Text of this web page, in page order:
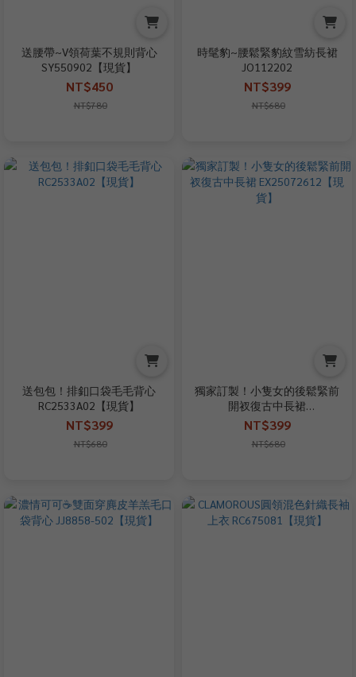
送腰帶~V領荷葉不規則背心
SY550902【現貨】
NT$450
NT$780
時髦豹~腰鬆緊豹紋雪紡長裙
JO112202
NT$399
NT$680
送包包！排釦口袋毛毛背心
RC2533A02【現貨】
NT$399
NT$680
獨家訂製！小隻女的後鬆緊前
開衩復古中長裙
EX25072612【現貨】
NT$399
NT$680